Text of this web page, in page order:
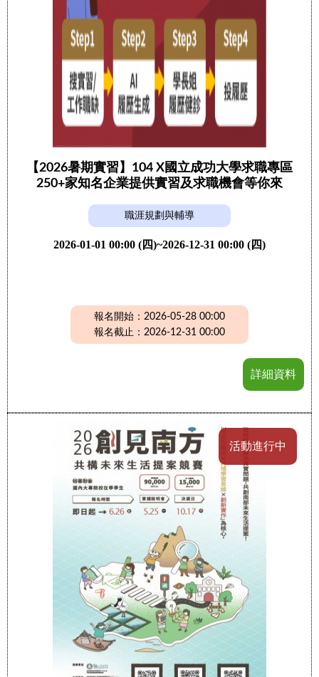
【2026暑期實習】104 X國立成功大學求職專區
250+家知名企業提供實習及求職機會等你來
職涯規劃與輔導
2026-01-01 00:00 (四)~2026-12-31 00:00 (四)
報名開始：2026-05-28 00:00
報名截止：2026-12-31 00:00
詳細資料
活動進行中